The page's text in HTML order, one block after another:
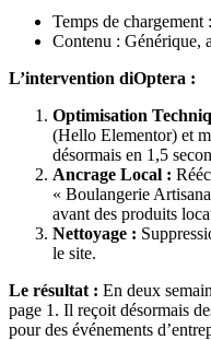
Temps de chargement
Contenu : Générique,
L’intervention diOptera :
Optimisation
(Hello Elementor) et
désormais en 1,5
Ancrage Local :
« Boulangerie
avant des produits
Nettoyage :
le site.
Le résultat : En deux
page 1. Il reçoit désormais
pour des événements